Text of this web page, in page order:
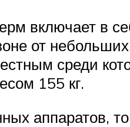
включает в
от
среди
155 кг.
аппаратов,